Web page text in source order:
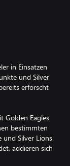
in Einsatzen
und Silver
erforscht
Golden Eagles
bestimmten
und Silver Lions.
addieren sich